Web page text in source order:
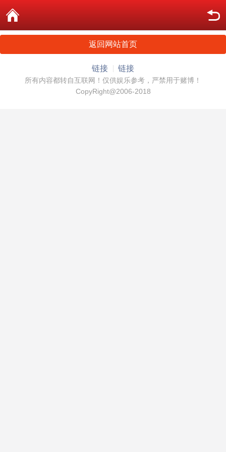
返回网站首页
链接 链接
所有内容都转自互联网！仅供娱乐参考，严禁用于赌博！
CopyRight@2006-2018